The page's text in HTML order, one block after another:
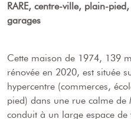
RARE, centre-ville, plain-
garages
Cette maison de 1974, 139
rénovée en 2020, est située
hypercentre (commerces,
pied) dans une rue calme de
conduit à un large espace